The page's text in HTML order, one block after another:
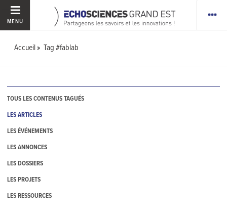
MENU
Accueil Tag #fablab
TOUS LES CONTENUS TAGUÉS
LES ARTICLES
LES ÉVÉNEMENTS
LES ANNONCES
LES DOSSIERS
LES PROJETS
LES RESSOURCES